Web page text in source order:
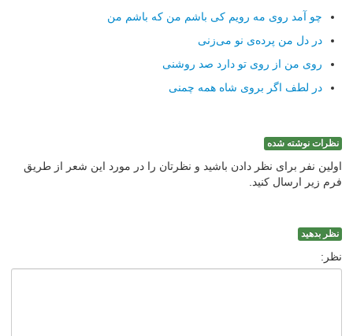
چو آمد روی مه رویم كی باشم من كه باشم من
در دل من پرده‌ی نو می‌زنی
روی من از روی تو دارد صد روشنی
در لطف اگر بروی شاه همه چمنی
نظرات نوشته شده
اولین نفر برای نظر دادن باشید و نظرتان را در مورد این شعر از طریق
فرم زیر ارسال کنید.
نظر بدهید
نظر: